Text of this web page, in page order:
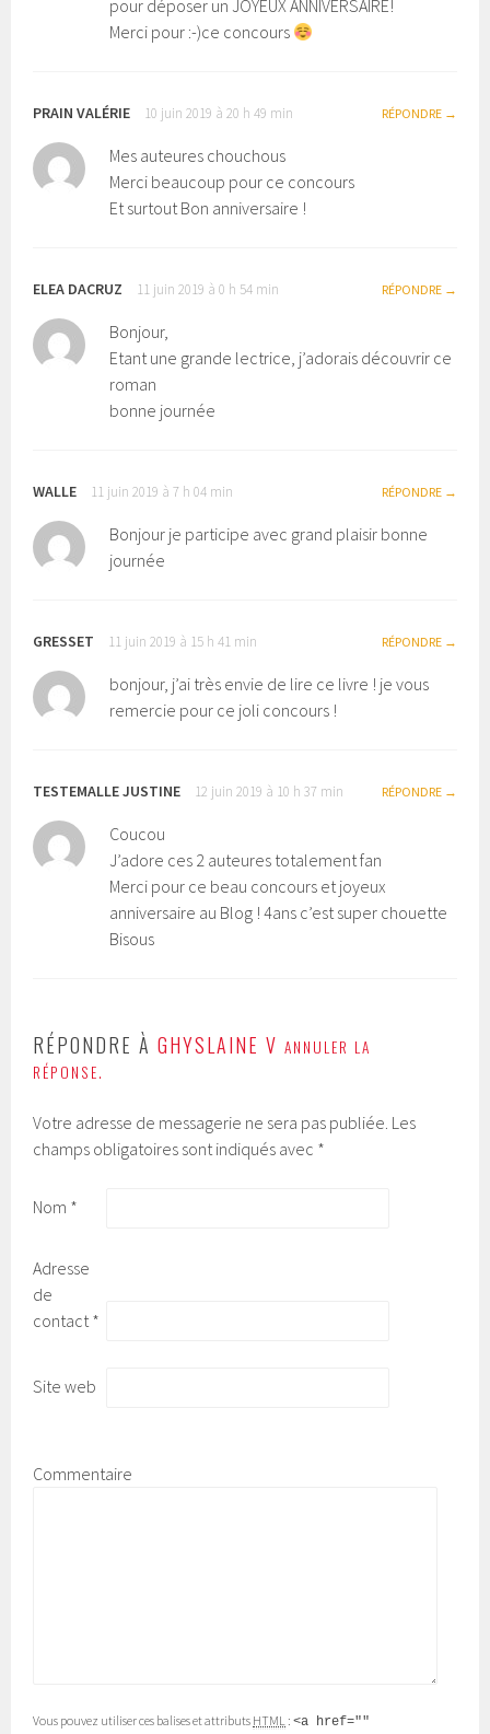
pour déposer un JOYEUX ANNIVERSAIRE!
Merci pour :-)ce concours
PRAIN VALÉRIE 10 juin 2019 à 20 h 49 min RÉPONDRE
Mes auteures chouchous
Merci beaucoup pour ce concours
Et surtout Bon anniversaire !
ELEA DACRUZ 11 juin 2019 à 0 h 54 min RÉPONDRE
Bonjour,
Etant une grande lectrice, j’adorais découvrir ce
roman
bonne journée
WALLE 11 juin 2019 à 7 h 04 min RÉPONDRE
Bonjour je participe avec grand plaisir bonne
journée
GRESSET 11 juin 2019 à 15 h 41 min RÉPONDRE
bonjour, j’ai très envie de lire ce livre ! je vous
remercie pour ce joli concours !
TESTEMALLE JUSTINE 12 juin 2019 à 10 h 37 min RÉPONDRE
Coucou
J’adore ces 2 auteures totalement fan
Merci pour ce beau concours et joyeux
anniversaire au Blog ! 4ans c’est super chouette
Bisous
RÉPONDRE ÀGHYSLAINE V ANNULER LA
RÉPONSE.
Votre adresse de messagerie ne sera pas publiée. Les
champs obligatoires sont indiqués avec *
Nom *
Adresse
de
contact *
Site web
Commentaire
Vous pouvez utiliser ces balises et attributs HTML :<a href=""